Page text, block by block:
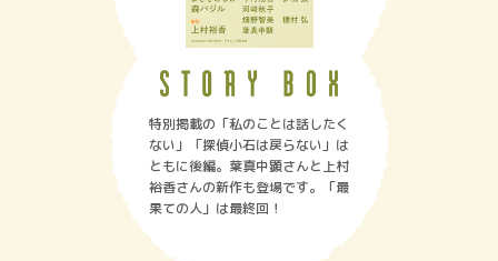
特別掲載の「私のことは話したく
ない」「探偵小石は戻らない」は
ともに後編。葉真中顕さんと上村
裕香さんの新作も登場です。「最
果ての人」は最終回！